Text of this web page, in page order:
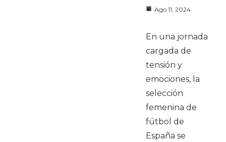
Ago 11, 2024
En una jornada
cargada de
tensión y
emociones, la
selección
femenina de
fútbol de
España se